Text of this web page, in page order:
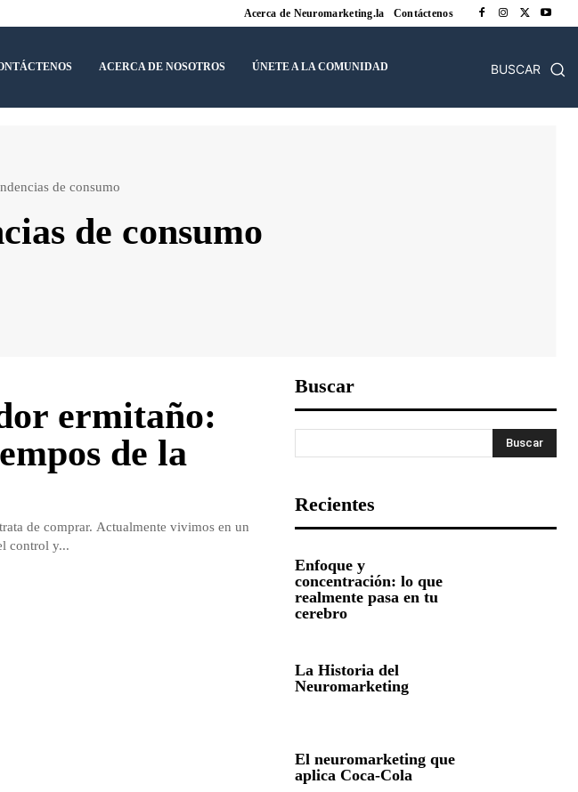
Acerca de Neuromarketing.la Contáctenos
ACERCA DE NOSOTROS ÚNETE A LA COMUNIDAD BUSCAR
de consumo
de consumo
ermitaño:
de la
de comprar. Actualmente vivimos en un
control y...
Buscar
Buscar
Recientes
Enfoque y
concentración: lo que
realmente pasa en tu
cerebro
La Historia del
Neuromarketing
El neuromarketing que
aplica Coca-Cola